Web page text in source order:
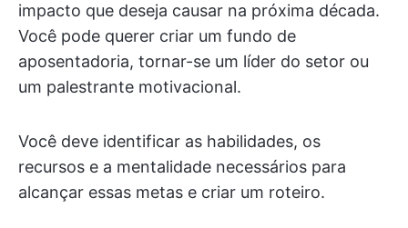
impacto que deseja causar na próxima década.
Você pode querer criar um fundo de
aposentadoria, tornar-se um líder do setor ou
um palestrante motivacional.
Você deve identificar as habilidades, os
recursos e a mentalidade necessários para
alcançar essas metas e criar um roteiro.